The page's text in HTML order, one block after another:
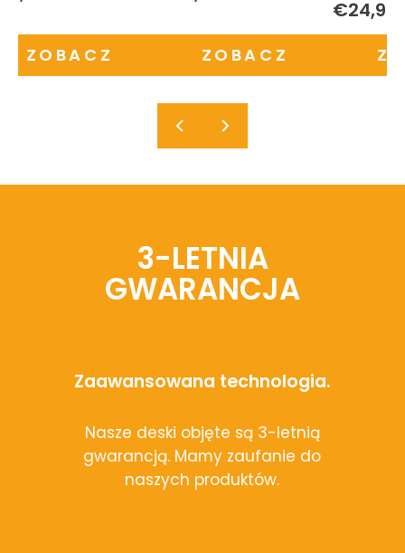
ZOBACZ ZOBACZ
€24,99
3-LETNIA
GWARANCJA
Zaawansowana technologia.
Nasze deski objęte są 3-letnią
gwarancją. Mamy zaufanie do
naszych produktów.